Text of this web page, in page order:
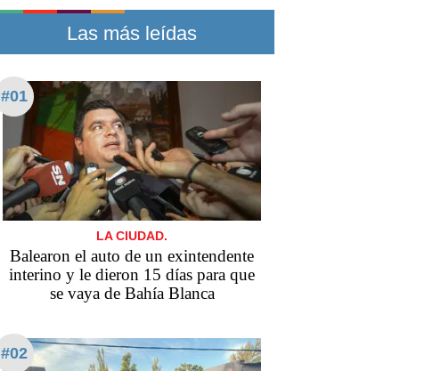
Las más leídas
#01
LA CIUDAD.
Balearon el auto de un exintendente
interino y le dieron 15 días para que
se vaya de Bahía Blanca
#02